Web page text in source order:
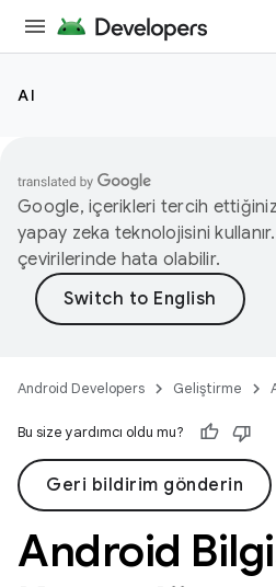
AI
Google, içerikleri tercih
yapay zeka teknolojisini
çevirilerinde hata olabilir.
Android Developers Geliştirme
Bu size yardımcı oldu mu?
Geri bildirim gönderin
Android